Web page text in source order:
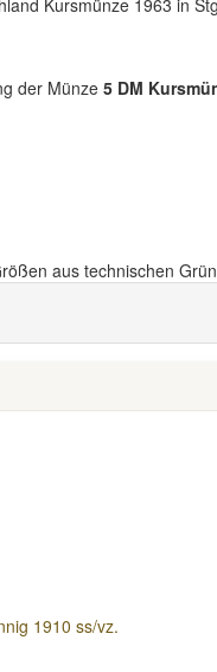
Kursmünze 1963 in
der Münze 5 DM
aus technischen
1910 ss/vz.